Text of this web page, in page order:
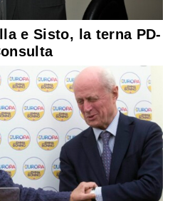
e Sisto, la terna PD-